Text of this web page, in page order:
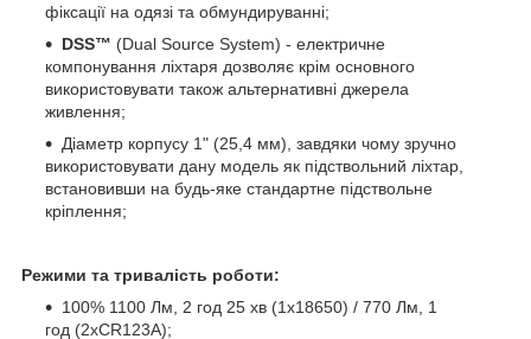
фіксації на одязі та обмундируванні;
DSS™ (Dual Source System) - електричне
компонування ліхтаря дозволяє крім основного
використовувати також альтернативні джерела
живлення;
Діаметр корпусу 1" (25,4 мм), завдяки чому зручно
використовувати дану модель як підствольний ліхтар,
встановивши на будь-яке стандартне підствольне
кріплення;
Режими та тривалість роботи:
100% 1100 Лм, 2 год 25 хв (1х18650) / 770 Лм, 1
год (2xCR123A);